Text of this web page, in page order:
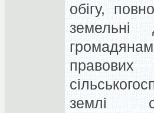
обігу,
земельні
правових
землі